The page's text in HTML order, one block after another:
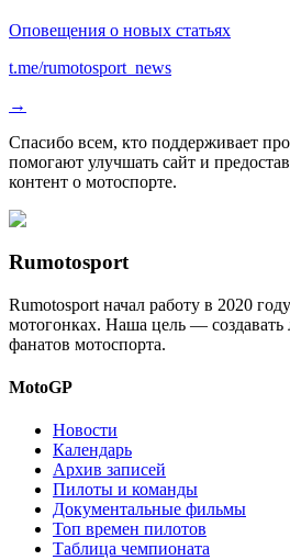
Оповещения о новых статьях
t.me/rumotosport_news
→
Спасибо всем, кто поддерживает
помогают улучшать сайт и
контент о мотоспорте.
Rumotosport
Rumotosport начал работу в 2020
мотогонках. Наша цель — создавать
фанатов мотоспорта.
MotoGP
Новости
Календарь
Архив записей
Пилоты и команды
Документальные фильмы
Топ времен пилотов
Таблица чемпионата